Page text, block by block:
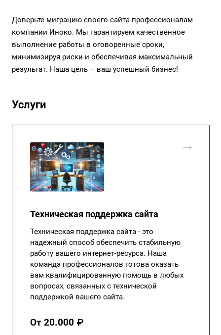
Доверьте миграцию своего сайта профессионалам
компании Иноко. Мы гарантируем качественное
выполнение работы в оговоренные сроки,
минимизируя риски и обеспечивая максимальный
результат. Наша цель – ваш успешный бизнес!
Услуги
Техническая поддержка сайта
Техническая поддержка сайта - это
надежный способ обеспечить стабильную
работу вашего интернет-ресурса. Наша
команда профессионалов готова оказать
вам квалифицированную помощь в любых
вопросах, связанных с технической
поддержкой вашего сайта.
От 20.000 ₽